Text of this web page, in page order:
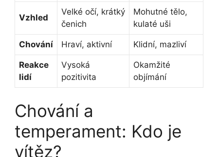
Vzhled
Velké‍ očí, krátký
čenich
Mohutné tělo,
kulaté uši
Chování Hraví, aktivní Klidní, mazliví
Reakce
lidí
Vysoká
pozitivita
Okamžité
objímání
Chování a
temperament: Kdo je
vítěz?